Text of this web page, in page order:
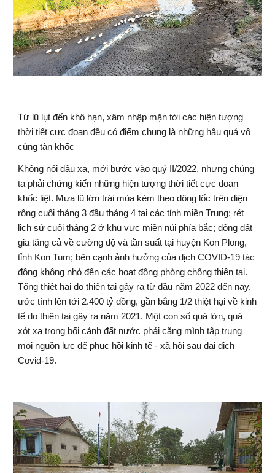
Từ lũ lụt đến khô hạn, xâm nhập mặn tới các hiện tượng
thời tiết cực đoan đều có điểm chung là những hậu quả vô
cùng tàn khốc
Không nói đâu xa, mới bước vào quý II/2022, nhưng chúng
ta phải chứng kiến những hiện tượng thời tiết cực đoan
khốc liệt. Mưa lũ lớn trái mùa kèm theo dông lốc trên diện
rộng cuối tháng 3 đầu tháng 4 tại các tỉnh miền Trung; rét
lịch sử cuối tháng 2 ở khu vực miền núi phía bắc; động đất
gia tăng cả về cường độ và tần suất tại huyện Kon Plong,
tỉnh Kon Tum; bên cạnh ảnh hưởng của dịch COVID-19 tác
động không nhỏ đến các hoạt động phòng chống thiên tai.
Tổng thiệt hại do thiên tai gây ra từ đầu năm 2022 đến nay,
ước tính lên tới 2.400 tỷ đồng, gần bằng 1/2 thiệt hại về kinh
tế do thiên tai gây ra năm 2021. Một con số quá lớn, quá
xót xa trong bối cảnh đất nước phải căng mình tập trung
mọi nguồn lực để phục hồi kinh tế - xã hội sau đại dịch
Covid-19.